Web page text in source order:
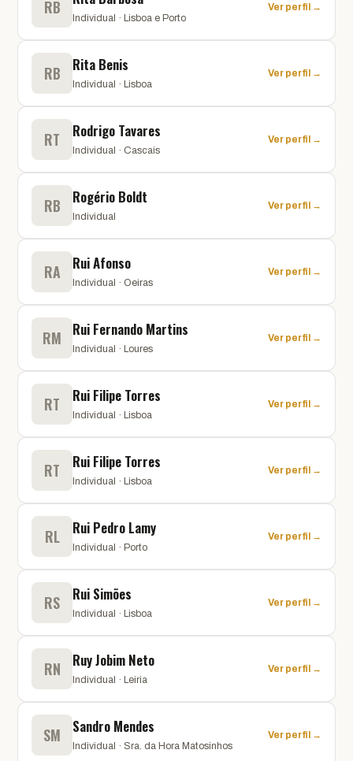
RB
Individual · Lisboa e Porto
Ver perfil →
RB Rita Benis
Individual · Lisboa
Ver perfil →
RT Rodrigo Tavares
Individual · Cascais
Ver perfil →
RB Rogério Boldt
Individual
Ver perfil →
RA Rui Afonso
Individual · Oeiras
Ver perfil →
RM Rui Fernando Martins
Individual · Loures
Ver perfil →
RT Rui Filipe Torres
Individual · Lisboa
Ver perfil →
RT Rui Filipe Torres
Individual · Lisboa
Ver perfil →
RL Rui Pedro Lamy
Individual · Porto
Ver perfil →
RS Rui Simões
Individual · Lisboa
Ver perfil →
RN Ruy Jobim Neto
Individual · Leiria
Ver perfil →
SM Sandro Mendes
Individual · Sra. da Hora Matosinhos
Ver perfil →